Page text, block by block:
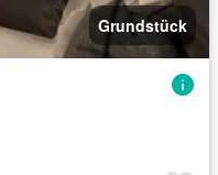
Grundstück